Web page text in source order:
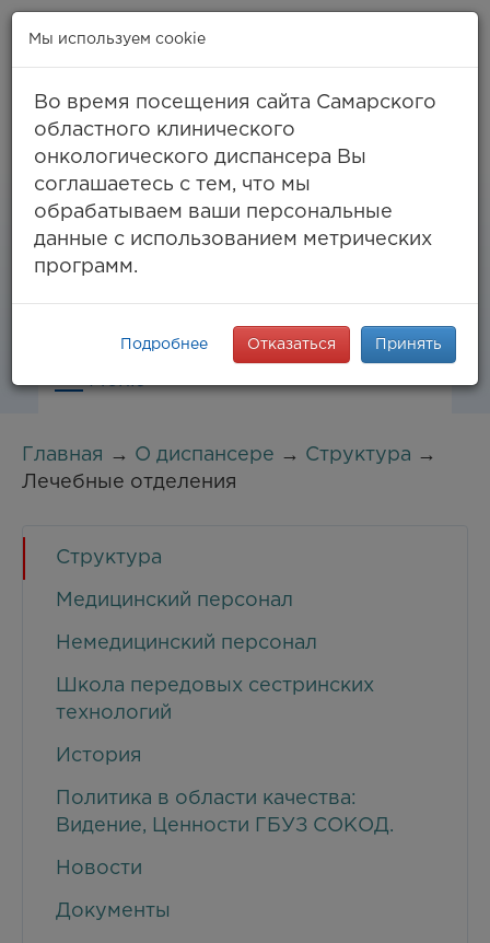
Самара, ул. Солнечная, 50
(тел. единый call-центр),
994-03-99факс
info@samaraonko.ru
Главная → О диспансере → Структура →
Лечебные отделения
Структура
Медицинский персонал
Немедицинский персонал
Школа передовых сестринских
технологий
История
Политика в области качества:
Видение, Ценности ГБУЗ СОКОД.
Новости
Документы
Мы используем cookie
Во время посещения сайта Самарского
областного клинического
онкологического диспансера Вы
соглашаетесь с тем, что мы
обрабатываем ваши персональные
данные с использованием метрических
программ.
Подробнее Отказаться Принять